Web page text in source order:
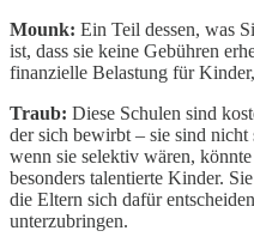
Mounk: Ein Teil dessen, was
ist, dass sie keine Gebühren
finanzielle Belastung für
Traub: Diese Schulen sind
der sich bewirbt – sie sind
wenn sie selektiv wären,
besonders talentierte Kinder.
die Eltern sich dafür
unterzubringen.